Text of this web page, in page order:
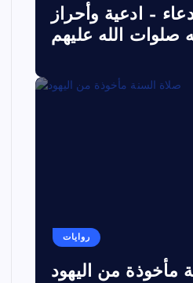
– ادعية وأحراز
صلوات الله عليهم
روايات
مأخوذة من اليهود